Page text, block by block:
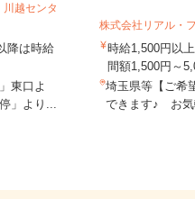
越センタ
降は時給
東口よ
」より...
株式会社リアル・
時給1,500円以
間額1,500円～
埼玉県等【ご希
できます♪ お気